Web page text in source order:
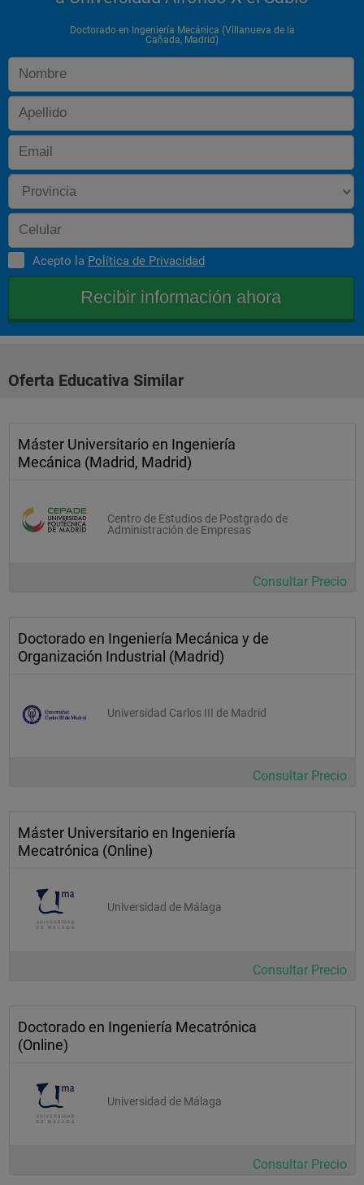
Doctorado en Ingeniería Mecánica (Villanueva de la
Cañada, Madrid)
Acepto la Política de Privacidad
Oferta Educativa Similar
Máster Universitario en Ingeniería
Mecánica (Madrid, Madrid)
Centro de Estudios de Postgrado de
Administración de Empresas
Consultar Precio
Doctorado en Ingeniería Mecánica y de
Organización Industrial (Madrid)
Universidad Carlos III de Madrid
Consultar Precio
Máster Universitario en Ingeniería
Mecatrónica (Online)
Universidad de Málaga
Consultar Precio
Doctorado en Ingeniería Mecatrónica
(Online)
Universidad de Málaga
Consultar Precio